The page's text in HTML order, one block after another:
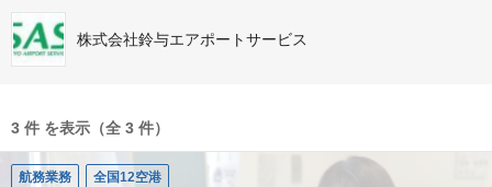
株式会社鈴与エアポートサービス
3 件 を表示（全 3 件）
航務業務 全国12空港